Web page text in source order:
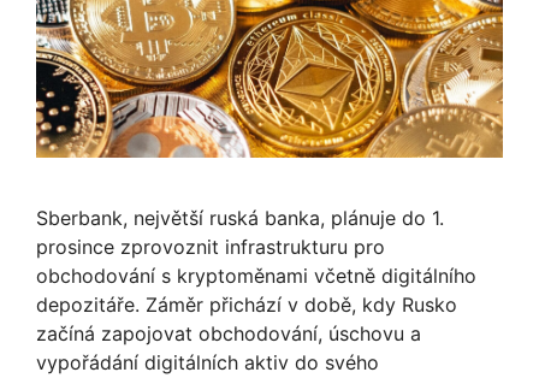
Sberbank, největší ruská banka, plánuje do 1.
prosince zprovoznit infrastrukturu pro
obchodování s kryptoměnami včetně digitálního
depozitáře. Záměr přichází v době, kdy Rusko
začíná zapojovat obchodování, úschovu a
vypořádání digitálních aktiv do svého